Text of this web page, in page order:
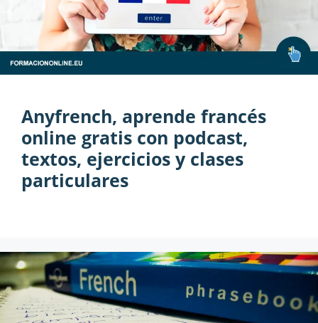
Anyfrench, aprende francés
online gratis con podcast,
textos, ejercicios y clases
particulares